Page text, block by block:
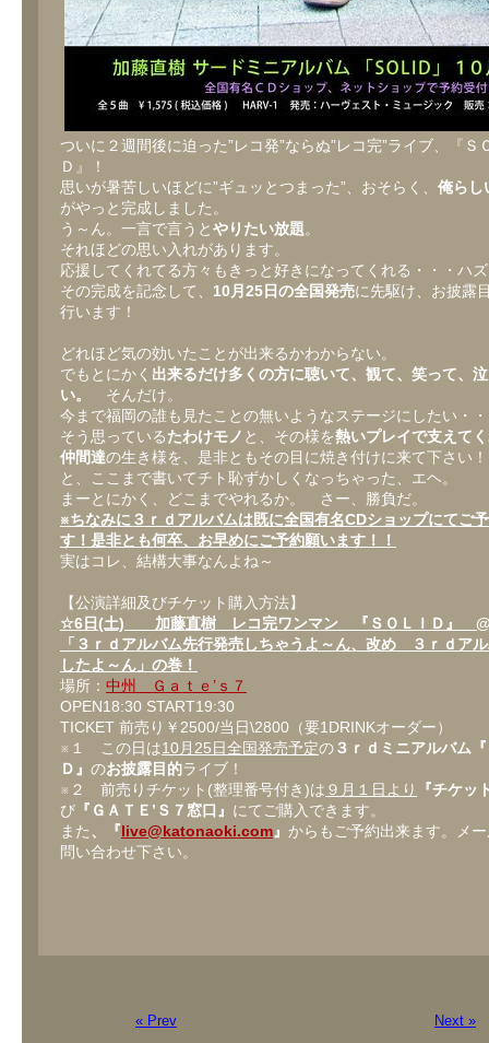
ついに２週間後に迫った”レコ発”ならぬ”レコ完”ライブ、『Ｓ
Ｄ』！
思いが暑苦しいほどに”ギュッとつまった”、おそらく、 俺らし
がやっと完成しました。
う～ん。一言で言うとやりたい放題。
それほどの思い入れがあります。
応援してくれてる方々もきっと好きになってくれる・・・ハ
その完成を記念して、 10月25日の全国発売に先駆け、お披露
行います！
どれほど気の効いたことが出来るかわからない。
でもとにかく 出来るだけ多くの方に聴いて、観て、笑って、
い。
そんだけ。
今まで福岡の誰も見たことの無いようなステージにしたい・
そう思っているたわけモノ と、その様を熱いプレイで支えて
仲間達の生き様を、是非ともその目に焼き付けに来て下さい
と、ここまで書いてチト恥ずかしくなっちゃった、エヘ。
まーとにかく、どこまでやれるか。 さー、勝負だ。
※ちなみに３ｒｄアルバムは既に全国有名CDショップにてご
す！是非とも何卒、お早めにご予約願います！！
実はコレ、結構大事なんよね～
【公演詳細及びチケット購入方法】
☆6日(土) 加藤直樹 レコ完ワンマン 『ＳＯＬＩＤ』 @
「３ｒｄアルバム先行発売しちゃうよ～ん、改め ３ｒｄア
したよ～ん」の巻！
場所： 中州 Ｇａｔｅ’ｓ７
OPEN18:30 START19:30
TICKET 前売り￥2500/当日\2800（要1DRINKオーダー）
※１ この日は10月25日全国発売予定の３ｒｄミニアルバム
Ｄ』 のお披露目的ライブ！
※２ 前売りチケット(整理番号付き)は ９月１日より
『チケッ
び 『ＧＡＴＥ’Ｓ７窓口』 にてご購入できます。
また、『live@katonaoki.com 』 からもご予約出来ます。メ
問い合わせ下さい。
« Prev Next »